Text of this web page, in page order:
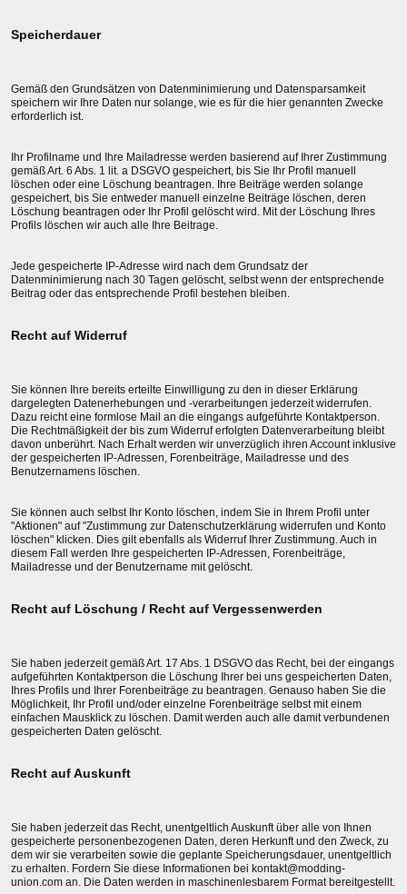
Speicherdauer
Gemäß den Grundsätzen von Datenminimierung und Datensparsamkeit
speichern wir Ihre Daten nur solange, wie es für die hier genannten Zwecke
erforderlich ist.
Ihr Profilname und Ihre Mailadresse werden basierend auf Ihrer Zustimmung
gemäß Art. 6 Abs. 1 lit. a DSGVO gespeichert, bis Sie Ihr Profil manuell
löschen oder eine Löschung beantragen. Ihre Beiträge werden solange
gespeichert, bis Sie entweder manuell einzelne Beiträge löschen, deren
Löschung beantragen oder Ihr Profil gelöscht wird. Mit der Löschung Ihres
Profils löschen wir auch alle Ihre Beitrage.
Jede gespeicherte IP-Adresse wird nach dem Grundsatz der
Datenminimierung nach 30 Tagen gelöscht, selbst wenn der entsprechende
Beitrag oder das entsprechende Profil bestehen bleiben.
Recht auf Widerruf
Sie können Ihre bereits erteilte Einwilligung zu den in dieser Erklärung
dargelegten Datenerhebungen und -verarbeitungen jederzeit widerrufen.
Dazu reicht eine formlose Mail an die eingangs aufgeführte Kontaktperson.
Die Rechtmäßigkeit der bis zum Widerruf erfolgten Datenverarbeitung bleibt
davon unberührt. Nach Erhalt werden wir unverzüglich ihren Account inklusive
der gespeicherten IP-Adressen, Forenbeiträge, Mailadresse und des
Benutzernamens löschen.
Sie können auch selbst Ihr Konto löschen, indem Sie in Ihrem Profil unter
"Aktionen" auf "Zustimmung zur Datenschutzerklärung widerrufen und Konto
löschen" klicken. Dies gilt ebenfalls als Widerruf Ihrer Zustimmung. Auch in
diesem Fall werden Ihre gespeicherten IP-Adressen, Forenbeiträge,
Mailadresse und der Benutzername mit gelöscht.
Recht auf Löschung / Recht auf Vergessenwerden
Sie haben jederzeit gemäß Art. 17 Abs. 1 DSGVO das Recht, bei der eingangs
aufgeführten Kontaktperson die Löschung Ihrer bei uns gespeicherten Daten,
Ihres Profils und Ihrer Forenbeiträge zu beantragen. Genauso haben Sie die
Möglichkeit, Ihr Profil und/oder einzelne Forenbeiträge selbst mit einem
einfachen Mausklick zu löschen. Damit werden auch alle damit verbundenen
gespeicherten Daten gelöscht.
Recht auf Auskunft
Sie haben jederzeit das Recht, unentgeltlich Auskunft über alle von Ihnen
gespeicherte personenbezogenen Daten, deren Herkunft und den Zweck, zu
dem wir sie verarbeiten sowie die geplante Speicherungsdauer, unentgeltlich
zu erhalten. Fordern Sie diese Informationen bei kontakt@modding-
union.com an. Die Daten werden in maschinenlesbarem Format bereitgestellt.